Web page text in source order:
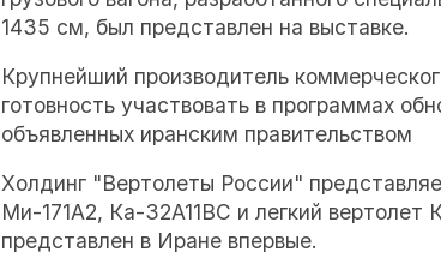
1435 см, был представлен на выставке.
Крупнейший производитель
готовность участвовать в программах
объявленных иранским правительством
Холдинг "Вертолеты России"
Ми-171А2, Ка-32А11ВС и легкий вертолет
представлен в Иране впервые.